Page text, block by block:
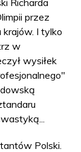
przez
I tylko
w
wysiłek
Polski.